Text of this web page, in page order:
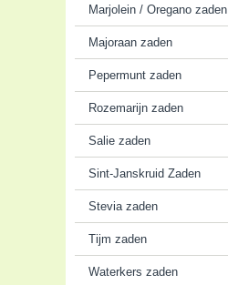
Marjolein / Oregano zaden
Majoraan zaden
Pepermunt zaden
Rozemarijn zaden
Salie zaden
Sint-Janskruid Zaden
Stevia zaden
Tijm zaden
Waterkers zaden